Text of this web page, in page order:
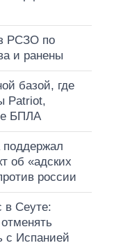
РСЗО по
и ранены
базой, где
Patriot,
БПЛА
об «адских
россии
в Сеуте:
с Испанией